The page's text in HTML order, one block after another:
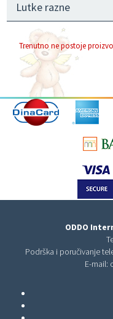
Lutke razne
Trenutno ne postoje
ODDO
Podrška i poručivanje
E-mail: